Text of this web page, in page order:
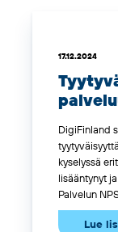
17.12.2024
DigiFinland
kyselyssä
lisääntynyt
Palvelun
Lue